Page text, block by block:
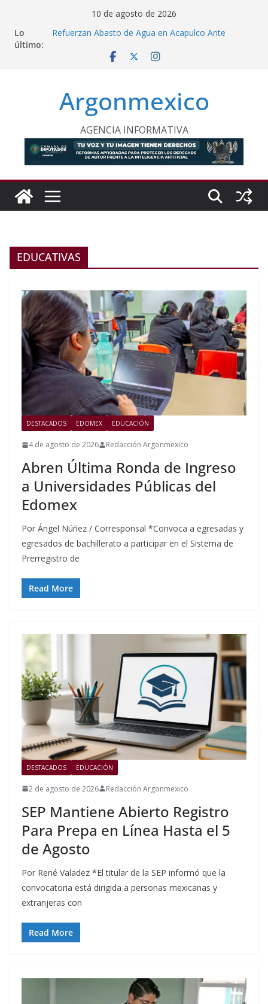
contenido
10 de agosto de 2026
Lo
último:
Desde Puebla, Sheinbaum Impulsa Reforestación
Refuerzan Abasto de Agua en Acapulco Ante
Transforman Aceite de Cocina en Combustible
Renovable
Inaugura Clara Brugada Utopía “Elena Poniatowska
Amor” en Coyoacán
Argonmexico
AGENCIA INFORMATIVA
EDUCATIVAS
DESTACADOS EDOMEX EDUCACIÓN
4 de agosto de 2026 Redacción Argonmexico
Abren Última Ronda de Ingreso
a Universidades Públicas del
Edomex
Por Ángel Núñez / Corresponsal *Convoca a egresadas y
egresados de bachillerato a participar en el Sistema de
Prerregistro de
Read More
DESTACADOS EDUCACIÓN
2 de agosto de 2026 Redacción Argonmexico
SEP Mantiene Abierto Registro
Para Prepa en Línea Hasta el 5
de Agosto
Por René Valadez *El titular de la SEP informó que la
convocatoria está dirigida a personas mexicanas y
extranjeras con
Read More